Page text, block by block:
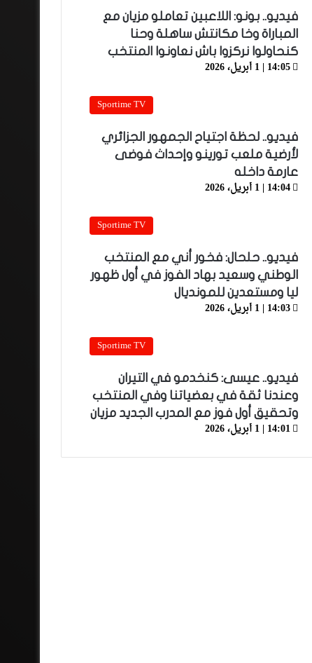
فيديو.. بونو: اللاعبين تعاملو مزيان مع
المباراة وخا مكانتش ساهلة وحنا
كنحاولوا نركزوا باش نعاونوا المنتخب
14:05 | 1 أبريل، 2026
Sportime TV
فيديو.. لحظة اجتياح الجمهور الجزائري
لأرضية ملعب تورينو وإحداث فوضى
عارمة داخله
14:04 | 1 أبريل، 2026
Sportime TV
فيديو.. حلحال: فخور أني مع المنتخب
الوطني وسعيد بهاد الفوز في أول ظهور
ليا ومستعدين للمونديال
14:03 | 1 أبريل، 2026
Sportime TV
فيديو.. عيسى: كنخدمو في التيران
وعندنا ثقة في بعضياتنا وفي المنتخب
وتحقيق أول فوز مع المدرب الجديد مزيان
14:01 | 1 أبريل، 2026